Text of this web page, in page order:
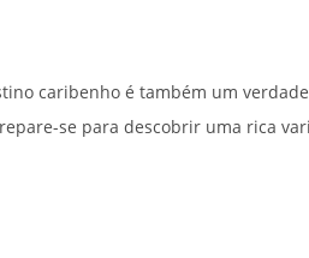
caribenho é também um
se para descobrir uma rica